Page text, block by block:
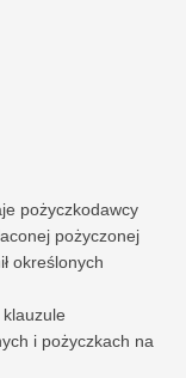
pożyczkodawcy
pożyczonej
określonych
i pożyczkach na